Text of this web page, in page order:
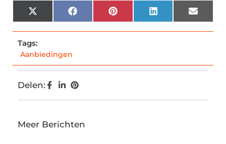
X
(Twitter)
FacebookPinterestLinkedInEmail
Tags:
Aanbiedingen
Delen:
Meer Berichten